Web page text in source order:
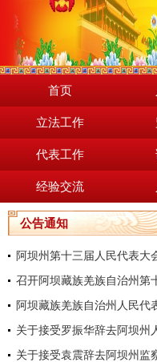
首页
立法工作
代表工作
经验交流
公告通知
阿坝州第十三届人民代表大
阿坝藏族羌族自治州人民代
关于接受罗振华辞去阿坝州
关于接受袁震辞去阿坝州监